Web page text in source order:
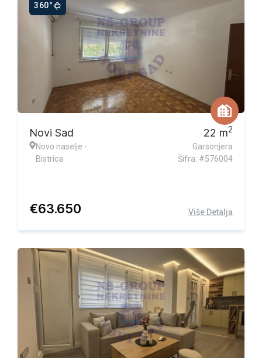
360°
Novi Sad
Novo naselje -
Bistrica
22 m2
Garsonjera
Šifra: #576004
€63.650 Više Detalja